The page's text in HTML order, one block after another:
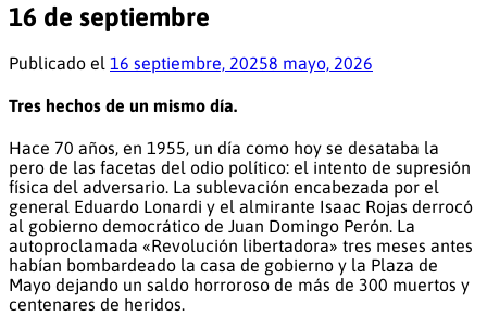
16 de septiembre
Publicado el 16 septiembre, 20258 mayo, 2026
Tres hechos de un mismo día.
Hace 70 años, en 1955, un día como hoy se desataba la
pero de las facetas del odio político: el intento de supresión
física del adversario. La sublevación encabezada por el
general Eduardo Lonardi y el almirante Isaac Rojas derrocó
al gobierno democrático de Juan Domingo Perón. La
autoproclamada «Revolución libertadora» tres meses antes
habían bombardeado la casa de gobierno y la Plaza de
Mayo dejando un saldo horroroso de más de 300 muertos y
centenares de heridos.